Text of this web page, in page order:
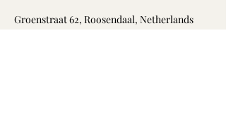
Groenstraat 62, Roosendaal, Netherlands